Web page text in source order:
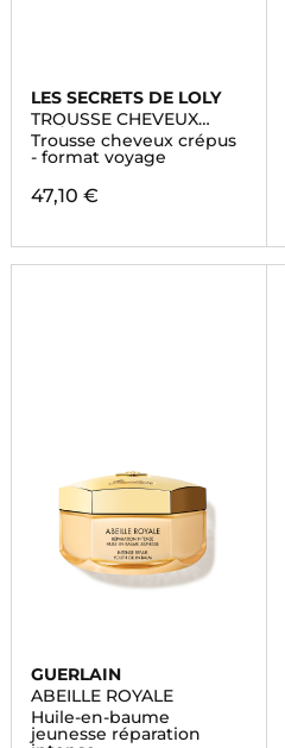
LES SECRETS DE LOLY
TROUSSE CHEVEUX
CRÉPUS
Trousse cheveux crépus
- format voyage
47,10 €
GUERLAIN
ABEILLE ROYALE
Huile-en-baume
jeunesse réparation